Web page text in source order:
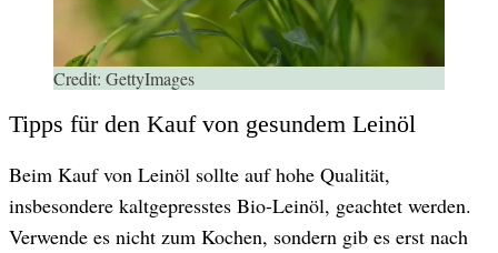
Credit: GettyImages
Tipps für den Kauf von gesundem Leinöl
Beim Kauf von Leinöl sollte auf hohe Qualität,
insbesondere kaltgepresstes Bio-Leinöl, geachtet werden.
Verwende es nicht zum Kochen, sondern gib es erst nach